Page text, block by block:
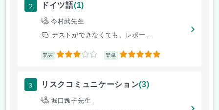
2 ドイツ語(1)
今村武先生
テストができなくても、レポー...
充実 3 楽単 5
3 リスクコミュニケーション(3)
堀口逸子先生